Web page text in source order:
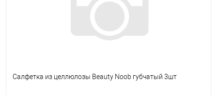
Салфетка из целлюлозы Beauty Noob губчатый 3шт